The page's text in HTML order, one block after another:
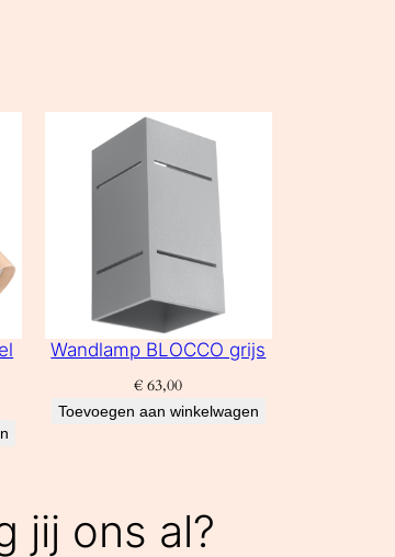
Wandlamp BLOCCO grijs
€ 63,00
Toevoegen aan winkelwagen
jij ons al?